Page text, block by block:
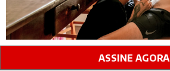
ASSINE AGORA